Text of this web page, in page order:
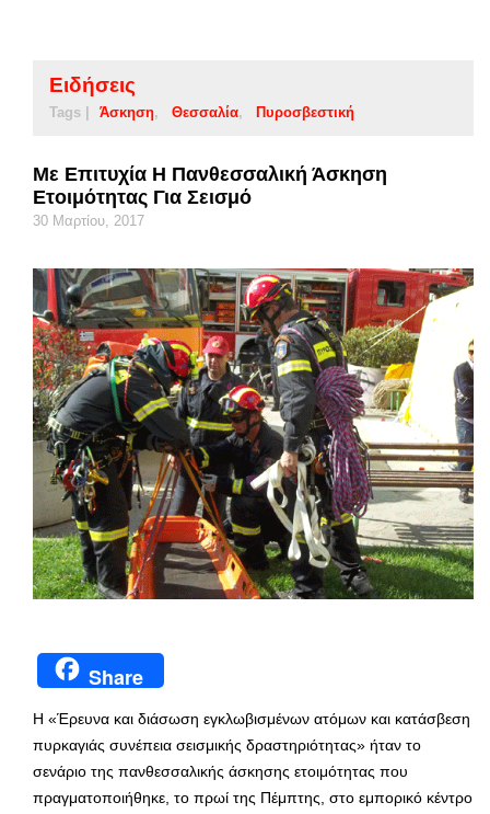
Ειδήσεις
Tags | Άσκηση Θεσσαλία Πυροσβεστική
Με Επιτυχία Η Πανθεσσαλική Άσκηση
Ετοιμότητας Για Σεισμό
30 Μαρτίου, 2017
Share
Η «Έρευνα και διάσωση εγκλωβισμένων ατόμων και κατάσβεση
πυρκαγιάς συνέπεια σεισμικής δραστηριότητας» ήταν το
σενάριο της πανθεσσαλικής άσκησης ετοιμότητας που
πραγματοποιήθηκε, το πρωί της Πέμπτης, στο εμπορικό κέντρο